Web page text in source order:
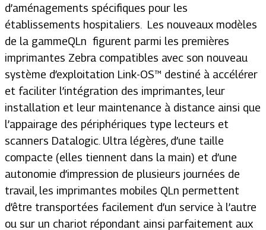
d’aménagements spécifiques pour les
établissements hospitaliers. Les nouveaux modèles
de la gammeQLn figurent parmi les premières
imprimantes Zebra compatibles avec son nouveau
système d’exploitation Link-OS™ destiné à accélérer
et faciliter l’intégration des imprimantes, leur
installation et leur maintenance à distance ainsi que
l’appairage des périphériques type lecteurs et
scanners Datalogic. Ultra légères, d’une taille
compacte (elles tiennent dans la main) et d’une
autonomie d’impression de plusieurs journées de
travail, les imprimantes mobiles QLn permettent
d’être transportées facilement d’un service à l’autre
ou sur un chariot répondant ainsi parfaitement aux